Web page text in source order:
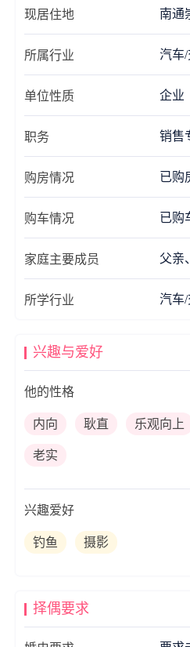
现居住地 南通
所属行业 汽车
单位性质 企业
职务 销售
购房情况 已购
购车情况 已购
家庭主要成员 父亲
所学行业 汽车
兴趣与爱好
他的性格
内向 耿直 乐观向上
老实
兴趣爱好
钓鱼 摄影
择偶要求